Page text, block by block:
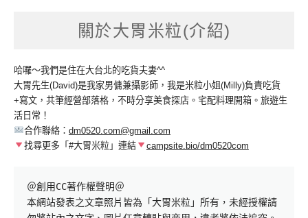
關於大胃米粒(介紹)
哈囉～我們是住在大台北的吃貨夫妻^^
大胃先生(David)是我家男傭兼攝影師，我是米粒小姐(Milly)負責吃貨
+寫文，共筆經營部落格，不時分享美食探店。宅配料理開箱。旅遊生
活日常！
合作聯絡： dm0520.com@gmail.com
找尋更多「#大胃米粒」連結
campsite.bio/dm0520com
＠創用CC著作權聲明＠
本網站發表之文章照片皆為「大胃米粒」所有，未經授權請